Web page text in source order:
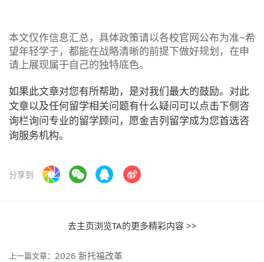
本文仅作信息汇总，具体政策请以各校官网公布为准~希
望年轻学子，都能在战略清晰的前提下做好规划，在申
请上展现属于自己的独特底色。
如果此文章对您有所帮助，是对我们最大的鼓励。对此
文章以及任何留学相关问题有什么疑问可以点击下侧咨
询栏询问专业的留学顾问，愿金吉列留学成为您首选咨
询服务机构。
分享到
去主页浏览TA的更多精彩内容 >>
上一篇文章： 2026 新托福改革